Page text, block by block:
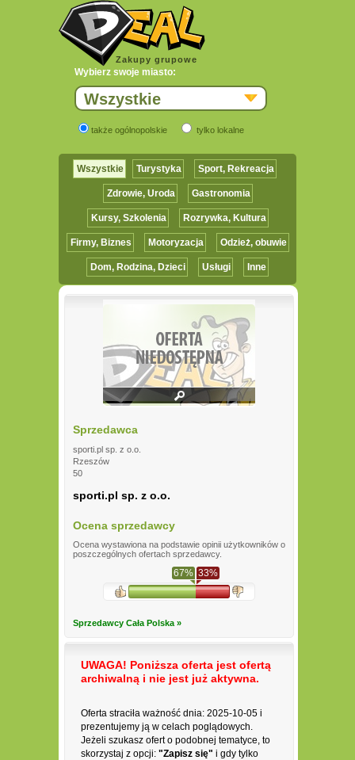
Zakupy grupowe
Wybierz swoje miasto:
Wszystkie
także ogólnopolskie tylko lokalne
Wszystkie Turystyka Sport, Rekreacja
Zdrowie, Uroda Gastronomia
Kursy, Szkolenia Rozrywka, Kultura
Firmy, Biznes Motoryzacja Odzież, obuwie
Dom, Rodzina, Dzieci Usługi Inne
Sprzedawca
sporti.pl sp. z o.o.
Rzeszów
50
sporti.pl sp. z o.o.
Ocena sprzedawcy
Ocena wystawiona na podstawie opinii użytkowników o
poszczególnych ofertach sprzedawcy.
67% 33%
Sprzedawcy Cała Polska »
UWAGA! Poniższa oferta jest ofertą
archiwalną i nie jest już aktywna.
Oferta straciła ważność dnia: 2025-10-05 i
prezentujemy ją w celach poglądowych.
Jeżeli szukasz ofert o podobnej tematyce, to
skorzystaj z opcji: "Zapisz się" i gdy tylko